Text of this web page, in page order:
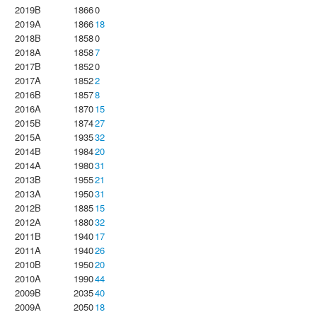
2019B
18660
2019A
186618
2018B
18580
2018A
18587
2017B
18520
2017A
18522
2016B
18578
2016A
187015
2015B
187427
2015A
193532
2014B
198420
2014A
198031
2013B
195521
2013A
195031
2012B
188515
2012A
188032
2011B
194017
2011A
194026
2010B
195020
2010A
199044
2009B
203540
2009A
205018